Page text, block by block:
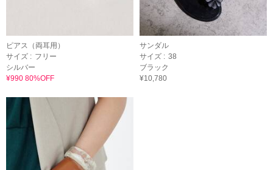
ピアス（両耳用）
サイズ : フリー
シルバー
¥990 80%OFF
サンダル
サイズ : 38
ブラック
¥10,780